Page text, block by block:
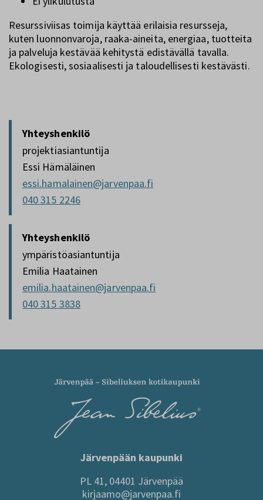
Resurssiviisas toimija käyttää erilaisia resursseja,
kuten luonnonvaroja, raaka-aineita, energiaa, tuotteita
ja palveluja kestävää kehitystä edistävällä tavalla.
Ekologisesti, sosiaalisesti ja taloudellisesti kestävästi.
Yhteyshenkilö
projektiasiantuntija
Essi Hämäläinen
essi.hamalainen@jarvenpaa.fi
040 315 2246
Yhteyshenkilö
ympäristöasiantuntija
Emilia Haatainen
emilia.haatainen@jarvenpaa.fi
040 315 3838
Järvenpään kaupunki
PL 41, 04401 Järvenpää
kirjaamo@jarvenpaa.fi